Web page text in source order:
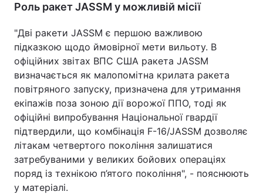
Роль ракет JASSM у можливій місії
"Дві ракети JASSM є першою важливою
підказкою щодо ймовірної мети вильоту. В
офіційних звітах ВПС США ракета JASSM
визначається як малопомітна крилата ракета
повітряного запуску, призначена для утримання
екіпажів поза зоною дії ворожої ППО, тоді як
офіційні випробування Національної гвардії
підтвердили, що комбінація F-16/JASSM дозволяє
літакам четвертого покоління залишатися
затребуваними у великих бойових операціях
поряд із технікою п’ятого покоління", - пояснюють
у матеріалі.